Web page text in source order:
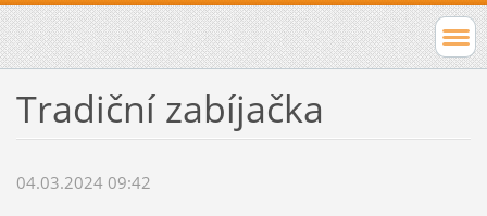
Tradiční zabíjačka
04.03.2024 09:42